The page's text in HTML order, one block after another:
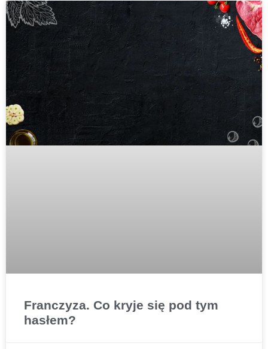
Franczyza. Co kryje się pod tym
hasłem?